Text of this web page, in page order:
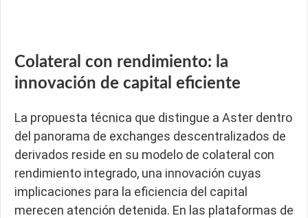
Colateral con rendimiento: la
innovación de capital eficiente
La propuesta técnica que distingue a Aster dentro
del panorama de exchanges descentralizados de
derivados reside en su modelo de colateral con
rendimiento integrado, una innovación cuyas
implicaciones para la eficiencia del capital
merecen atención detenida. En las plataformas de